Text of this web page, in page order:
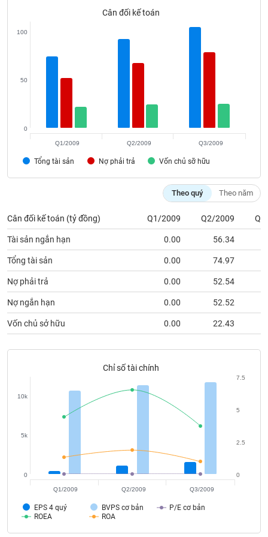
Cân đối kế toán
Tổng tài sản Nợ phải trả Vốn chủ sỡ hữu
0
50
100
Q1/2009 Q2/2009 Q3/2009
Theo quý Theo năm
Cân đối kế toán (tỷ đồng) Q1/2009 Q2/2009
Tài sản ngắn hạn 0.00 56.34
Tổng tài sản 0.00 74.97
Nợ phải trả 0.00 52.54
Nợ ngắn hạn 0.00 52.52
Vốn chủ sở hữu 0.00 22.43
Chỉ số tài chính
EPS 4 quý BVPS cơ bản
P/E cơ bản
ROEA
ROA
0
5k
10k
0
2.5
5
7.5
Q1/2009 Q2/2009 Q3/2009
(-)
chính
Công
cụ
đầu
tư
Truyền